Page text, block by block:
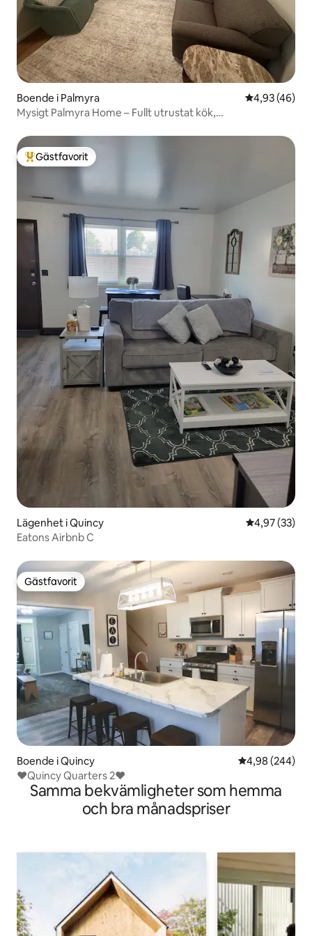
Boende i Palmyra 4,93 av 5 i
4,93 (46)
Mysigt Palmyra Home – Fullt utrustat kök,
Populär gästfavorit
Gästfavorit
Lägenhet i Quincy 4,97 av 5 i
4,97 (33)
Eatons Airbnb C
Gästfavorit
Gästfavorit
Boende i Quincy 4,98 av 5 i
4,98 (244)
❤️Quincy Quarters 2❤️
Samma bekvämligheter som hemma
och bra månadspriser